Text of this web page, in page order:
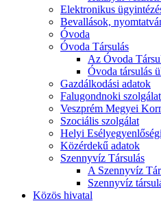
Elektronikus
Bevallások,
Óvoda
Óvoda Társulás
Az Óvoda
Óvoda társulás
Gazdálkodási adatok
Falugondnoki szolgálat
Veszprém Megyei
Szociális szolgálat
Helyi
Közérdekű adatok
Szennyvíz Társulás
A Szennyvíz
Szennyvíz
Közös hivatal